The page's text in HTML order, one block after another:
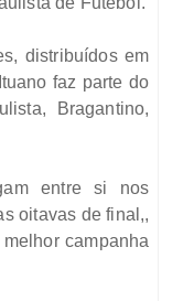
distribuídos em
faz parte do
Bragantino,
entre si nos
oitavas de final,,
campanha